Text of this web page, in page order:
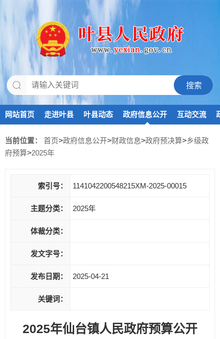
网站首页 走进叶县 叶县动态 政府信息公开 互动交流
当前位置： 首页>政府信息公开>财政信息>政府预决算>乡级政
府预算>2025年
索引号： 1141042200548215XM-2025-00015
主题分类： 2025年
体裁分类：
发文字号：
发布日期： 2025-04-21
关键词：
2025年仙台镇人民政府预算公开